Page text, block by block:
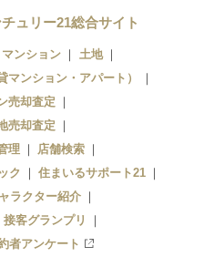
ュリー21総合サイト
マンション
土地
マンション・アパート）
売却査定
売却査定
理
店舗検索
ク
住まいるサポート21
ラクター紹介
接客グランプリ
者アンケート